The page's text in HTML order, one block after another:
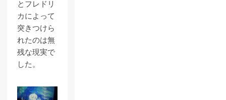
とフレドリ
カによって
突きつけら
れたのは無
残な現実で
した。